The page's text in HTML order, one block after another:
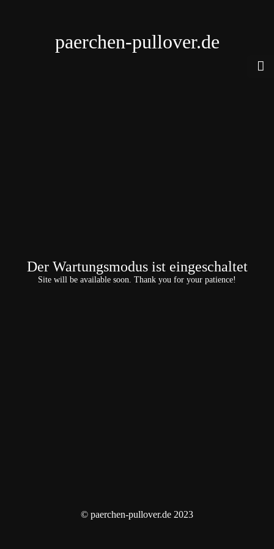
paerchen-pullover.de
Der Wartungsmodus ist eingeschaltet
Site will be available soon. Thank you for your patience!
© paerchen-pullover.de 2023